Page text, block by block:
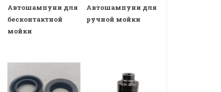
Автошампуни для
бесконтактной
мойки
Автошампуни для
ручной мойки